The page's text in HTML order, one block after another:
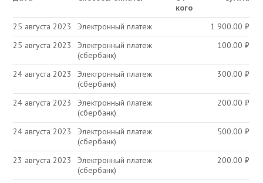
кого
25 августа 2023 Электронный платеж 1 900.00₽
25 августа 2023
Электронный платеж
(сбербанк)
100.00₽
24 августа 2023
Электронный платеж
(сбербанк)
300.00₽
24 августа 2023
Электронный платеж
(сбербанк)
200.00₽
24 августа 2023
Электронный платеж
(сбербанк)
500.00₽
23 августа 2023
Электронный платеж
(сбербанк)
200.00₽